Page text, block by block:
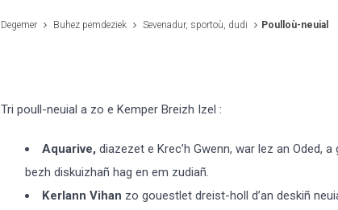
Degemer Buhez pemdeziek Sevenadur, sportoù, dudi Poulloù-neuial
Tri poull-neuial a zo e Kemper Breizh Izel :
Aquarive, diazezet e Krec’h Gwenn, war lez an Oded,
bezh diskuizhañ hag en em zudiañ.
Kerlann Vihan zo gouestlet dreist-holl d’an deskiñ